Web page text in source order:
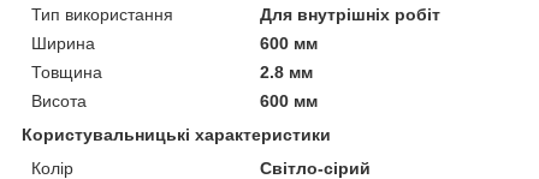
Тип використання
Для внутрішніх робіт
Ширина
600 мм
Товщина
2.8 мм
Висота
600 мм
Користувальницькі характеристики
Колір
Світло-сірий